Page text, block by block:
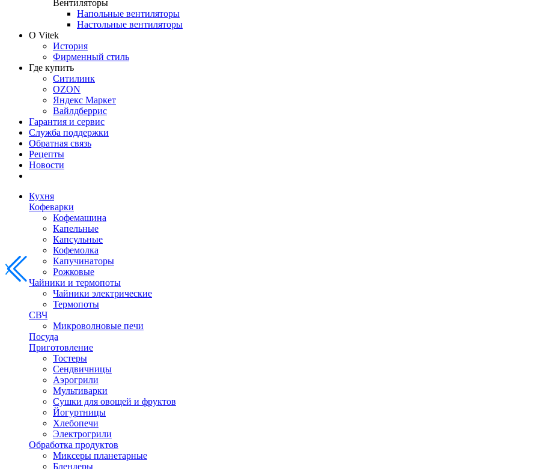
Вентиляторы
Напольные вентиляторы
Настольные вентиляторы
О Vitek
История
Фирменный стиль
Где купить
Ситилинк
OZON
Яндекс Маркет
Вайлдберрис
Гарантия и сервис
Служба поддержки
Обратная связь
Рецепты
Новости
Кухня
Кофеварки
Кофемашина
Капельные
Капсульные
Кофемолка
Капучинаторы
Рожковые
Чайники и термопоты
Чайники электрические
Термопоты
СВЧ
Микроволновые печи
Посуда
Приготовление
Тостеры
Сендвичницы
Аэрогрили
Мультиварки
Сушки для овощей и фруктов
Йогуртницы
Хлебопечи
Электрогрили
Обработка продуктов
Миксеры планетарные
Блендеры